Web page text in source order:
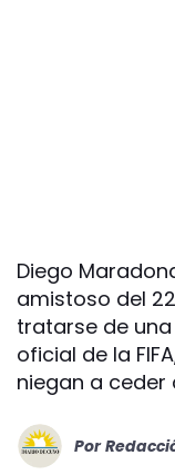
Diego
amistoso del
tratarse de
oficial de la
niegan a ceder
Por